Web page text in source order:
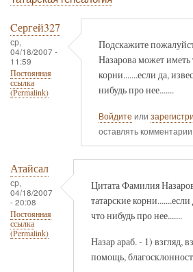
Cергей327
ср,
04/18/2007 -
11:59
Постоянная
ссылка
(Permalink)
Подскажите
Назарова может иметь
корни.......если да,
нибудь про нее.......
Войдите или
оставлять комментарии
Атайсал
ср,
04/18/2007
- 20:08
Постоянная
ссылка
(Permalink)
Цитата Фамилия
татарские
что нибудь про нее.......
Назар араб. - 1) взгляд,
помощь,